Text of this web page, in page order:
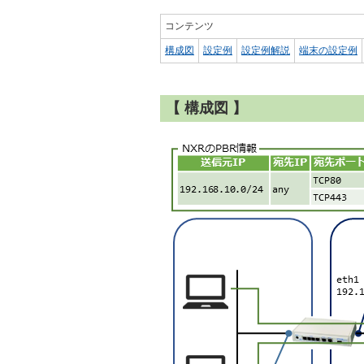
コンテンツ
構成図 設定例 設定例解説 端末の設定例
【 構成図 】